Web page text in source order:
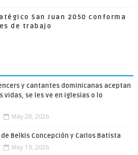
San Juan 2050 conforma
de trabajo
y cantantes dominicanas aceptan
vidas, se les ve en iglesias o lo
May 28, 2026
de Belkis Concepción y Carlos Batista
May 19, 2026